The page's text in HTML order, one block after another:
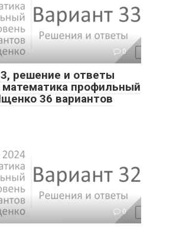
0
решение и ответы
профильный
36 вариантов
0